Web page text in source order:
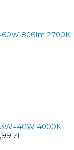
806lm 2700K
4000K
zł